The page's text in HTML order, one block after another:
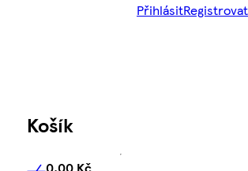
PřihlásitRegistrovat
Košík